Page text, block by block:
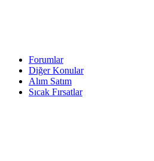
Forumlar
Diğer Konular
Alım Satım
Sıcak Fırsatlar